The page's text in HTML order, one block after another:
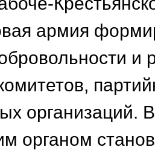
армия
и
организаций.
органом